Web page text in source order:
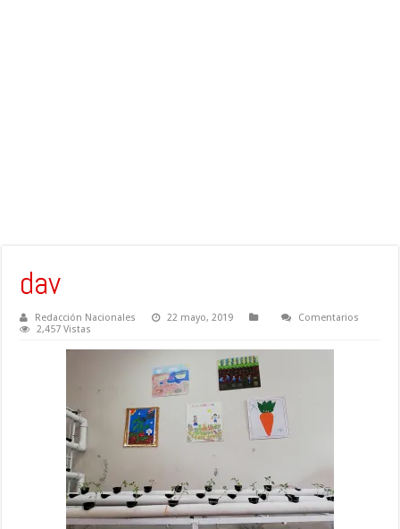
dav
Redacción Nacionales 22 mayo, 2019
Comentarios
2,457 Vistas